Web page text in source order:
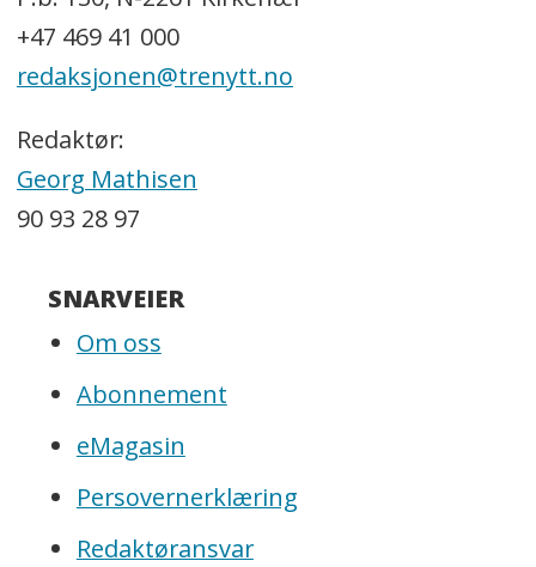
+47 469 41 000
redaksjonen@trenytt.no
Redaktør:
Georg Mathisen
90 93 28 97
SNARVEIER
Om oss
Abonnement
eMagasin
Persovernerklæring
Redaktøransvar